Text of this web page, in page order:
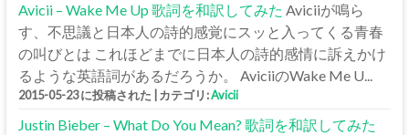
Avicii – Wake Me Up 歌詞を和訳してみた Aviciiが鳴ら
す、不思議と日本人の詩的感覚にスッと入ってくる青春
の叫びとは これほどまでに日本人の詩的感情に訴えかけ
るような英語詞があるだろうか。 AviciiのWake Me U...
2015-05-23 に投稿された カテゴリ:Avicii
Justin Bieber – What Do You Mean? 歌詞を和訳してみた